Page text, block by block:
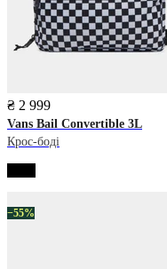
₴ 2 999
Vans Bail Convertible 3L
Крос-боді
−55%